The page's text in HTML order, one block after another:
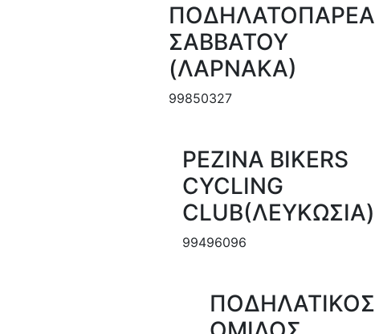
ΠΟΔΗΛΑΤΟΠΑΡΕΑ
ΣΑΒΒΑΤΟΥ
(ΛΑΡΝΑΚΑ)
99850327
PEZINA BIKERS
CYCLING
CLUB(ΛΕΥΚΩΣΙΑ)
99496096
ΠΟΔΗΛΑΤΙΚΟΣ